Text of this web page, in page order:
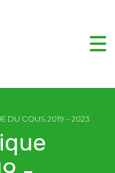
DU COUS 2019 – 2023